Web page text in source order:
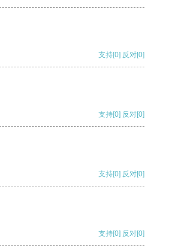
支持[0] 反对[0]
支持[0] 反对[0]
支持[0] 反对[0]
支持[0] 反对[0]